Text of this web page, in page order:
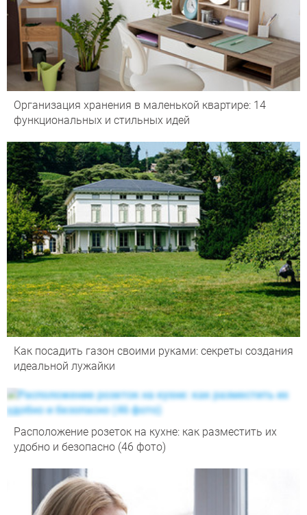
Организация хранения в маленькой квартире: 14
функциональных и стильных идей
Как посадить газон своими руками: секреты создания
идеальной лужайки
Расположение розеток на кухне: как разместить их
удобно и безопасно (46 фото)